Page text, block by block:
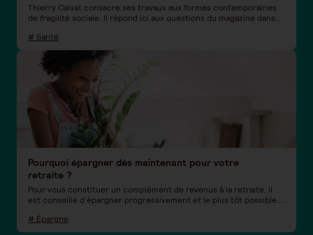
Thierry Calvat consacre ses travaux aux formes contemporaines
de fragilité sociale. Il répond ici aux questions du magazine dans...
# Santé
Pourquoi épargner dès maintenant pour votre
retraite ?
Pour vous constituer un complément de revenus à la retraite, il
est conseillé d’épargner progressivement et le plus tôt possible....
# Épargne